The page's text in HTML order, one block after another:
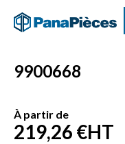
9900668
À partir de
219,26 €HT